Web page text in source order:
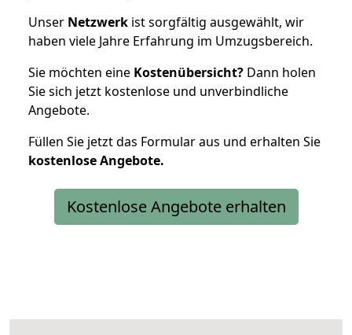
Unser Netzwerk ist sorgfältig ausgewählt, wir
haben viele Jahre Erfahrung im Umzugsbereich.
Sie möchten eine Kostenübersicht? Dann holen
Sie sich jetzt kostenlose und unverbindliche
Angebote.
Füllen Sie jetzt das Formular aus und erhalten Sie
kostenloseAngebote.
Kostenlose Angebote erhalten